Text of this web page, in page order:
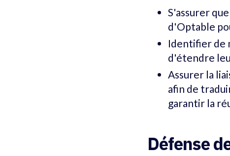
S'assurer
d'Optable
Identifier de
d'étendre
Assurer la
afin de
garantir la
Défense